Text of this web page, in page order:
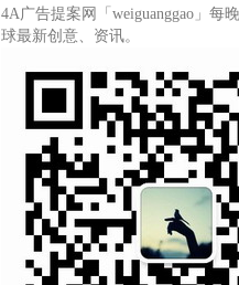
4A广告提案网「weiguanggao」每
球最新创意、资讯。